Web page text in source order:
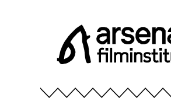
Filminstitut